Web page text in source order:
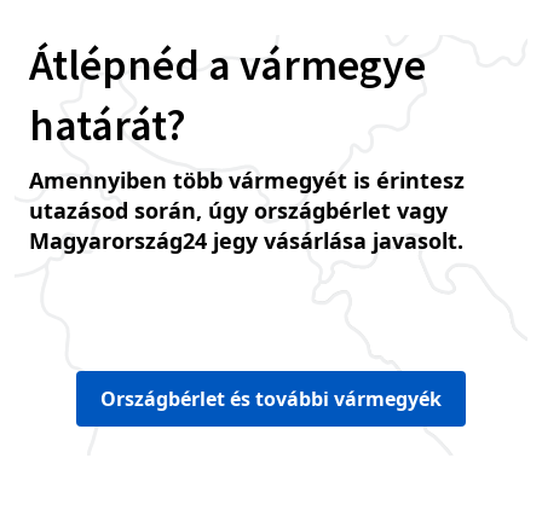
Átlépnéd a vármegye
határát?
Amennyiben több vármegyét is érintesz
utazásod során, úgy országbérlet vagy
Magyarország24 jegy vásárlása javasolt.
Országbérlet és további vármegyék